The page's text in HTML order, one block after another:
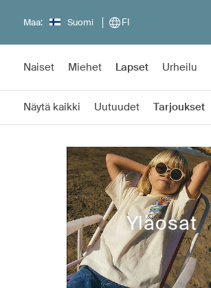
Maa: Suomi FI
Naiset Miehet Lapset Urheilu
Näytä kaikki Uutuudet Tarjoukset
Yläosat